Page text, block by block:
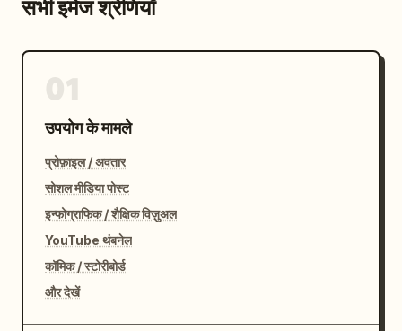
सभी इमेज श्रेणियाँ
उपयोग के मामले
प्रोफ़ाइल / अवतार
सोशल मीडिया पोस्ट
इन्फोग्राफिक / शैक्षिक विज़ुअल
YouTube थंबनेल
कॉमिक / स्टोरीबोर्ड
और देखें